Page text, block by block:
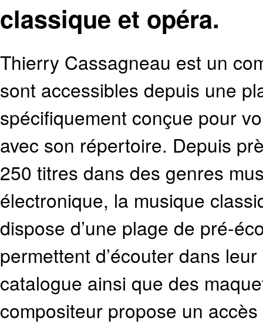
classique et opéra.
Thierry Cassagneau est un
sont accessibles depuis une
spécifiquement conçue pour
avec son répertoire. Depuis
250 titres dans des genres
électronique, la musique
dispose d’une plage de pré-
permettent d’écouter dans
catalogue ainsi que des
compositeur propose un